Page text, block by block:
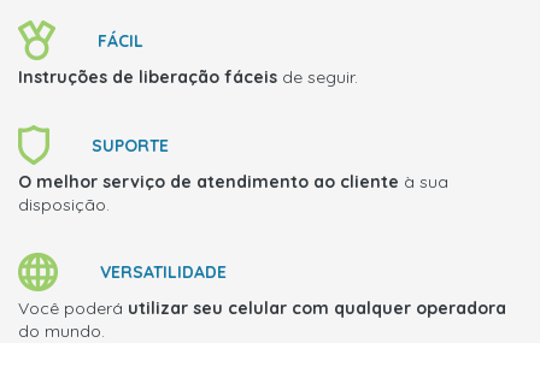
FÁCIL
Instruções de liberação fáceis de seguir.
SUPORTE
O melhor serviço de atendimento ao cliente à sua
disposição.
VERSATILIDADE
Você poderá utilizar seu celular com qualquer operadora
do mundo.